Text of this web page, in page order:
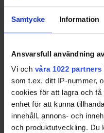
Samtycke Information
Ansvarsfull användning
Vi och våra 1022 partners
som t.ex. ditt IP-nummer,
cookies för att lagra och
enhet för att kunna
innehåll, annons- och
och produktutveckling. Du